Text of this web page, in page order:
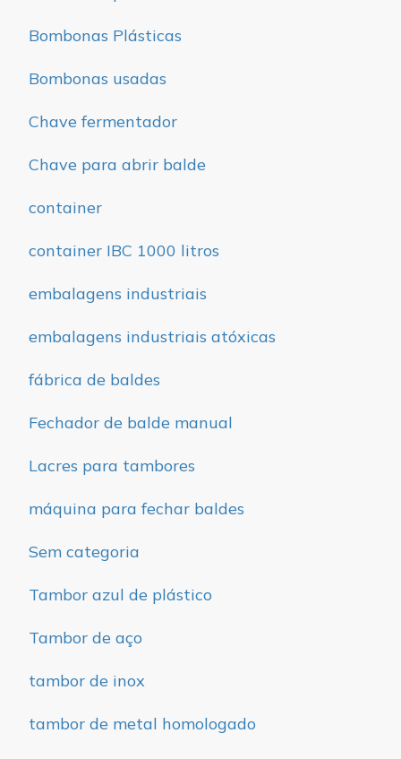
Bombonas Plásticas
Bombonas usadas
Chave fermentador
Chave para abrir balde
container
container IBC 1000 litros
embalagens industriais
embalagens industriais atóxicas
fábrica de baldes
Fechador de balde manual
Lacres para tambores
máquina para fechar baldes
Sem categoria
Tambor azul de plástico
Tambor de aço
tambor de inox
tambor de metal homologado